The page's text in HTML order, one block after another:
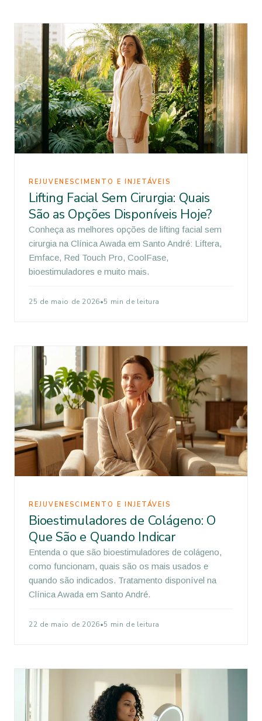
REJUVENESCIMENTO E INJETÁVEIS
Lifting Facial Sem Cirurgia: Quais
São as Opções Disponíveis Hoje?
Conheça as melhores opções de lifting facial sem
cirurgia na Clínica Awada em Santo André: Liftera,
Emface, Red Touch Pro, CoolFase,
bioestimuladores e muito mais.
25 de maio de 2026•5 min de leitura
REJUVENESCIMENTO E INJETÁVEIS
Bioestimuladores de Colágeno: O
Que São e Quando Indicar
Entenda o que são bioestimuladores de colágeno,
como funcionam, quais são os mais usados e
quando são indicados. Tratamento disponível na
Clínica Awada em Santo André.
22 de maio de 2026•5 min de leitura